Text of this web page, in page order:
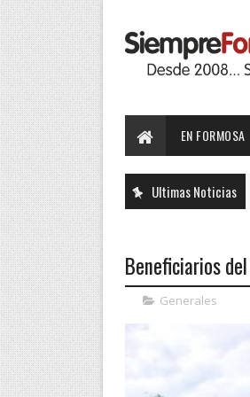
EN FORMOSA
Ultimas Noticias
Beneficiarios
Generales